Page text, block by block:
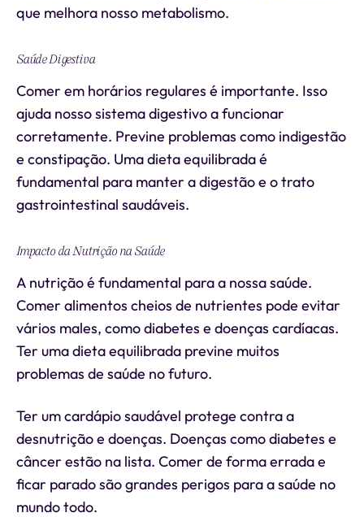
que melhora nosso metabolismo.
Saúde Digestiva
Comer em horários regulares é importante. Isso
ajuda nosso sistema digestivo a funcionar
corretamente. Previne problemas como indigestão
e constipação. Uma dieta equilibrada é
fundamental para manter a digestão e o trato
gastrointestinal saudáveis.
Impacto da Nutrição na Saúde
A nutrição é fundamental para a nossa saúde.
Comer alimentos cheios de nutrientes pode evitar
vários males, como diabetes e doenças cardíacas.
Ter uma dieta equilibrada previne muitos
problemas de saúde no futuro.
Ter um cardápio saudável protege contra a
desnutrição e doenças. Doenças como diabetes e
câncer estão na lista. Comer de forma errada e
ficar parado são grandes perigos para a saúde no
mundo todo.